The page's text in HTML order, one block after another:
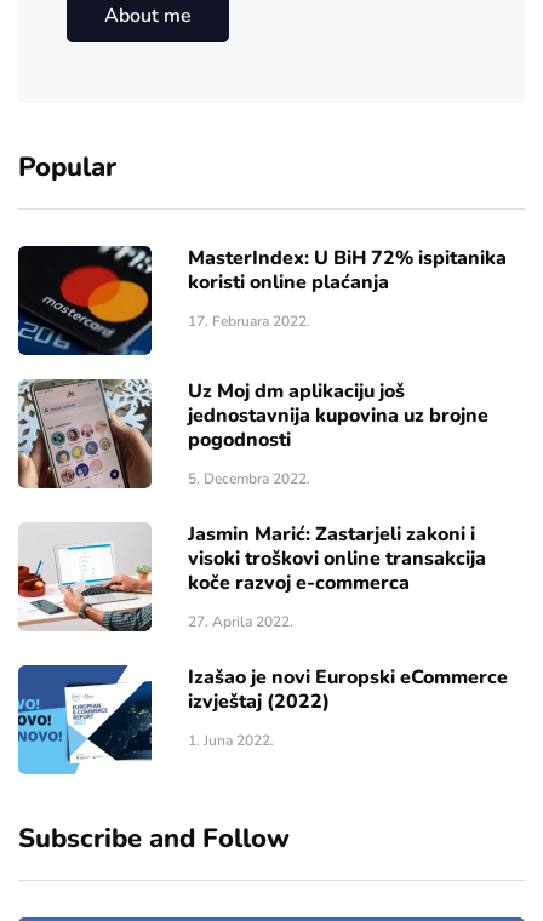
About me
Popular
MasterIndex: U BiH 72% ispitanika
koristi online plaćanja
17. Februara 2022.
Uz Moj dm aplikaciju još
jednostavnija kupovina uz brojne
pogodnosti
5. Decembra 2022.
Jasmin Marić: Zastarjeli zakoni i
visoki troškovi online transakcija
koče razvoj e-commerca
27. Aprila 2022.
Izašao je novi Europski eCommerce
izvještaj (2022)
1. Juna 2022.
Subscribe and Follow